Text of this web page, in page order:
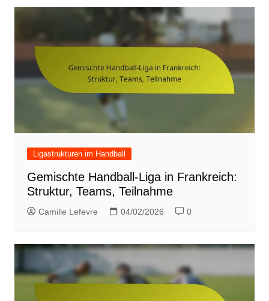
Ligastrukturen im Handball
Gemischte Handball-Liga in Frankreich:
Struktur, Teams, Teilnahme
Camille Lefevre 04/02/2026 0